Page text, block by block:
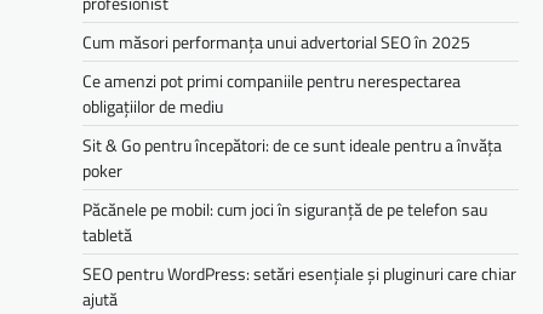
Cum măsori performanța unui advertorial SEO în 2025
Ce amenzi pot primi companiile pentru nerespectarea
obligațiilor de mediu­­
Sit & Go pentru începători: de ce sunt ideale pentru a învăța
poker
Păcănele pe mobil: cum joci în siguranță de pe telefon sau
tabletă
SEO pentru WordPress: setări esențiale și pluginuri care chiar
ajută